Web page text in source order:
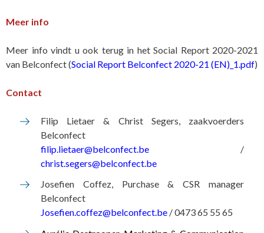
Meer info
Meer info vindt u ook terug in het Social Report 2020-2021
van Belconfect (Social Report Belconfect 2020-21 (EN)_1.pdf)
Contact
Filip Lietaer & Christ Segers, zaakvoerders
Belconfect
filip.lietaer@belconfect.be /
christ.segers@belconfect.be
Josefien Coffez, Purchase & CSR manager
Belconfect
Josefien.coffez@belconfect.be / 0473 65 55 65